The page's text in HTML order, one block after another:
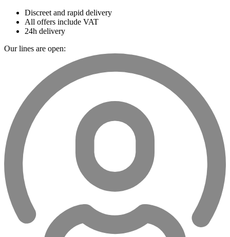
Discreet and rapid delivery
All offers include VAT
24h delivery
Our lines are open: